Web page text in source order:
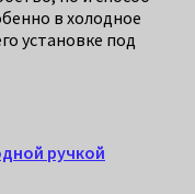
в холодное
установке под
ручкой